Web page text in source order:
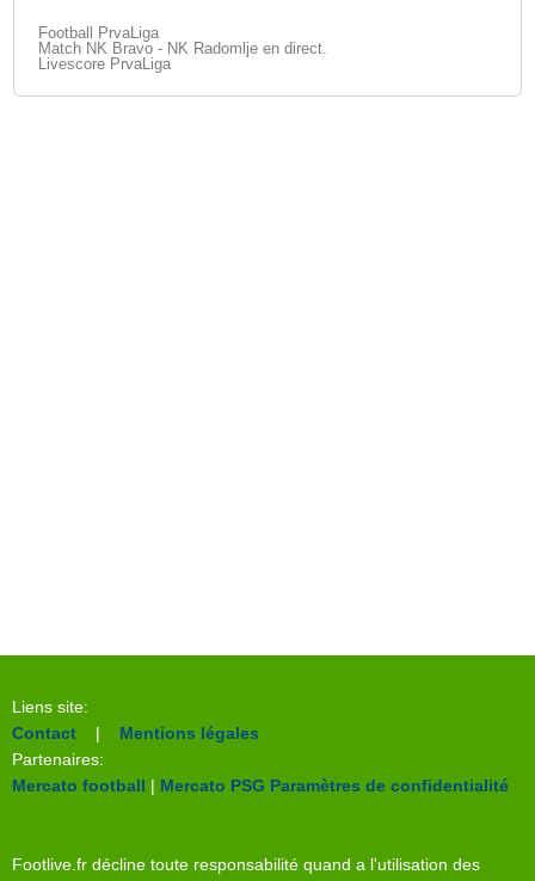
Football PrvaLiga
Match NK Bravo - NK Radomlje en direct.
Livescore PrvaLiga
Liens site:
Contact | Mentions légales
Partenaires:
Mercato football | Mercato PSG Paramètres de confidentialité
Footlive.fr décline toute responsabilité quand a l'utilisation des